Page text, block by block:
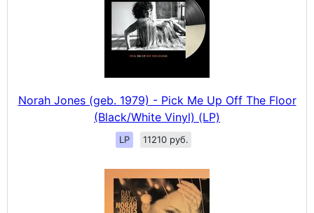
Norah Jones (geb. 1979) - Pick Me Up Off The Floor
(Black/White Vinyl) (LP)
LP 11210 руб.